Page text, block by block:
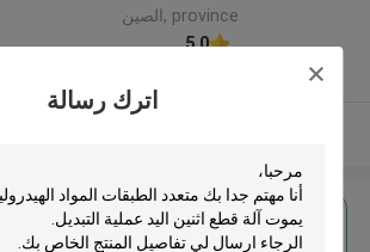
اترك رسالة
province ,الصين
5.0
احصل على افضل سعر ل